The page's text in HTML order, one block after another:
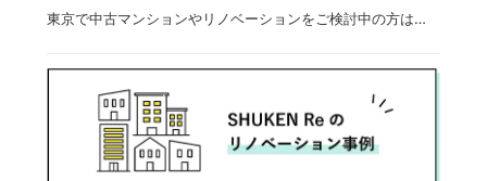
東京で中古マンションやリノベーションをご検討中の方は…